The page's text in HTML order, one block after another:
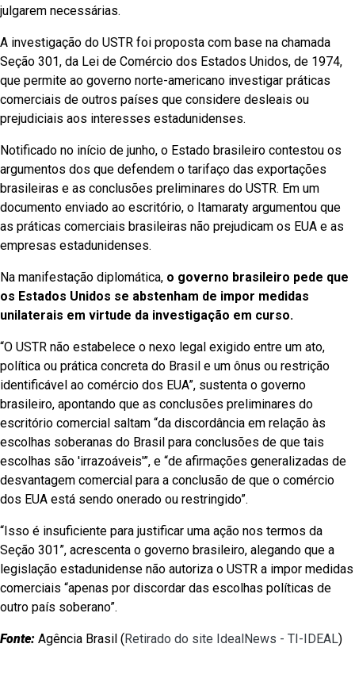
julgarem necessárias.
A investigação do USTR foi proposta com base na chamada
Seção 301, da Lei de Comércio dos Estados Unidos, de 1974,
que permite ao governo norte-americano investigar práticas
comerciais de outros países que considere desleais ou
prejudiciais aos interesses estadunidenses.
Notificado no início de junho, o Estado brasileiro contestou os
argumentos dos que defendem o tarifaço das exportações
brasileiras e as conclusões preliminares do USTR. Em um
documento enviado ao escritório, o Itamaraty argumentou que
as práticas comerciais brasileiras não prejudicam os EUA e as
empresas estadunidenses.
Na manifestação diplomática, o governo brasileiro pede que
os Estados Unidos se abstenham de impor medidas
unilaterais em virtude da investigação em curso.
“O USTR não estabelece o nexo legal exigido entre um ato,
política ou prática concreta do Brasil e um ônus ou restrição
identificável ao comércio dos EUA”, sustenta o governo
brasileiro, apontando que as conclusões preliminares do
escritório comercial saltam “da discordância em relação às
escolhas soberanas do Brasil para conclusões de que tais
escolhas são 'irrazoáveis'”, e “de afirmações generalizadas de
desvantagem comercial para a conclusão de que o comércio
dos EUA está sendo onerado ou restringido”.
“Isso é insuficiente para justificar uma ação nos termos da
Seção 301”, acrescenta o governo brasileiro, alegando que a
legislação estadunidense não autoriza o USTR a impor medidas
comerciais “apenas por discordar das escolhas políticas de
outro país soberano”.
Fonte: Agência Brasil (Retirado do site IdealNews - TI-IDEAL)